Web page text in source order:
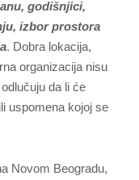
godišnjici,
izbor prostora
. Dobra lokacija,
organizacija nisu
da li će
uspomena kojoj se
Novom Beogradu,